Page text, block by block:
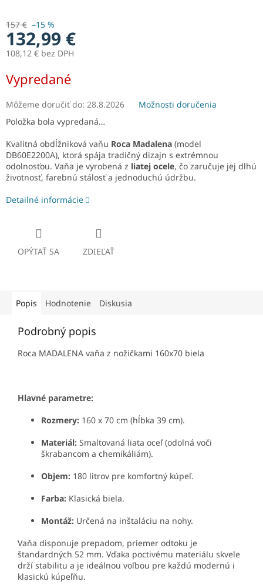
157 € –15 %
132,99 €
108,12 € bez DPH
cena:
Vypredané
Môžeme doručiť do: 28.8.2026
Možnosti doručenia
Položka bola vypredaná…
Kvalitná obdĺžniková vaňu Roca Madalena (model
DB60E2200A), ktorá spája tradičný dizajn s extrémnou
odolnosťou. Vaňa je vyrobená z liatej ocele, čo zaručuje jej dlhú
životnosť, farebnú stálosť a jednoduchú údržbu.
Detailné informácie
OPÝTAŤ SA ZDIEĽAŤ
Popis Hodnotenie Diskusia
Podrobný popis
Roca MADALENA vaňa z nožičkami 160x70 biela
Hlavné parametre:
Rozmery: 160 x 70 cm (hĺbka 39 cm).
Materiál: Smaltovaná liata oceľ (odolná voči
škrabancom a chemikáliám).
Objem: 180 litrov pre komfortný kúpeľ.
Farba: Klasická biela.
Montáž: Určená na inštaláciu na nohy.
Vaňa disponuje prepadom, priemer odtoku je
štandardných 52 mm. Vďaka poctivému materiálu skvele
drží stabilitu a je ideálnou voľbou pre každú modernú i
klasickú kúpeľňu.